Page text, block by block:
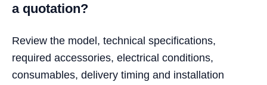
a quotation?
Review the model, technical specifications,
required accessories, electrical conditions,
consumables, delivery timing and installation